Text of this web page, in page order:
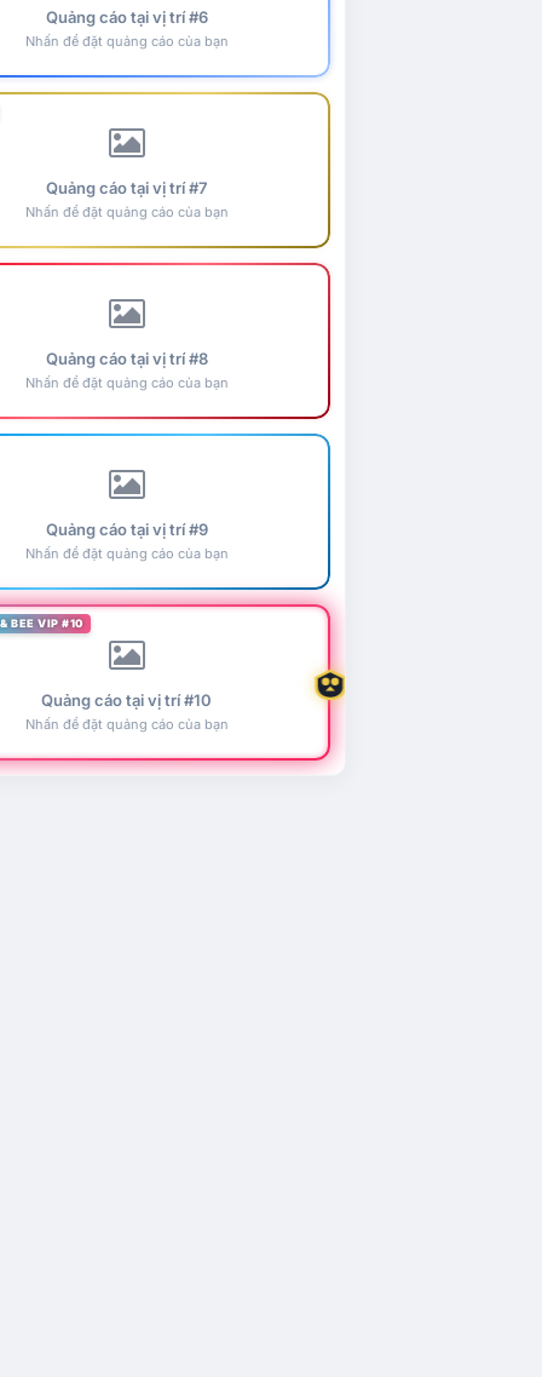
Quảng cáo tại vị trí #6
Nhấn để đặt quảng cáo của bạn
Quảng cáo tại vị trí #7
Nhấn để đặt quảng cáo của bạn
Quảng cáo tại vị trí #8
Nhấn để đặt quảng cáo của bạn
Quảng cáo tại vị trí #9
Nhấn để đặt quảng cáo của bạn
BEE VIP #10
Quảng cáo tại vị trí #10
Nhấn để đặt quảng cáo của bạn